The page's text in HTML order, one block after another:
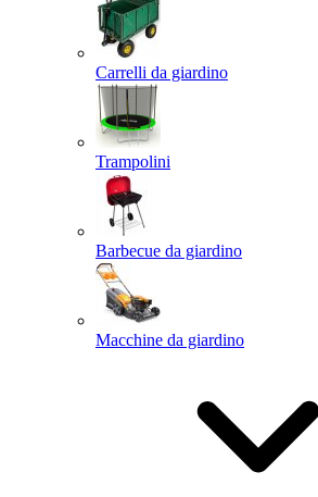
Carrelli da giardino
Trampolini
Barbecue da giardino
Macchine da giardino